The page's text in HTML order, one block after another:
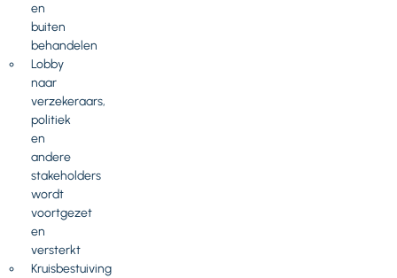
en
buiten
behandelen
Lobby
naar
verzekeraars,
politiek
en
andere
stakeholders
wordt
voortgezet
en
versterkt
Kruisbestuiving